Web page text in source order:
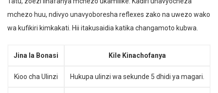
mchezo huu, ndivyo unavyoboresha reflexes zako na uwezo wako
wa kufikiri kimkakati. Hii itakusaidia katika changamoto kubwa.
Jina la Bonasi Kile Kinachofanya
Kioo cha Ulinzi Hukupa ulinzi wa sekunde 5 dhidi ya magari.